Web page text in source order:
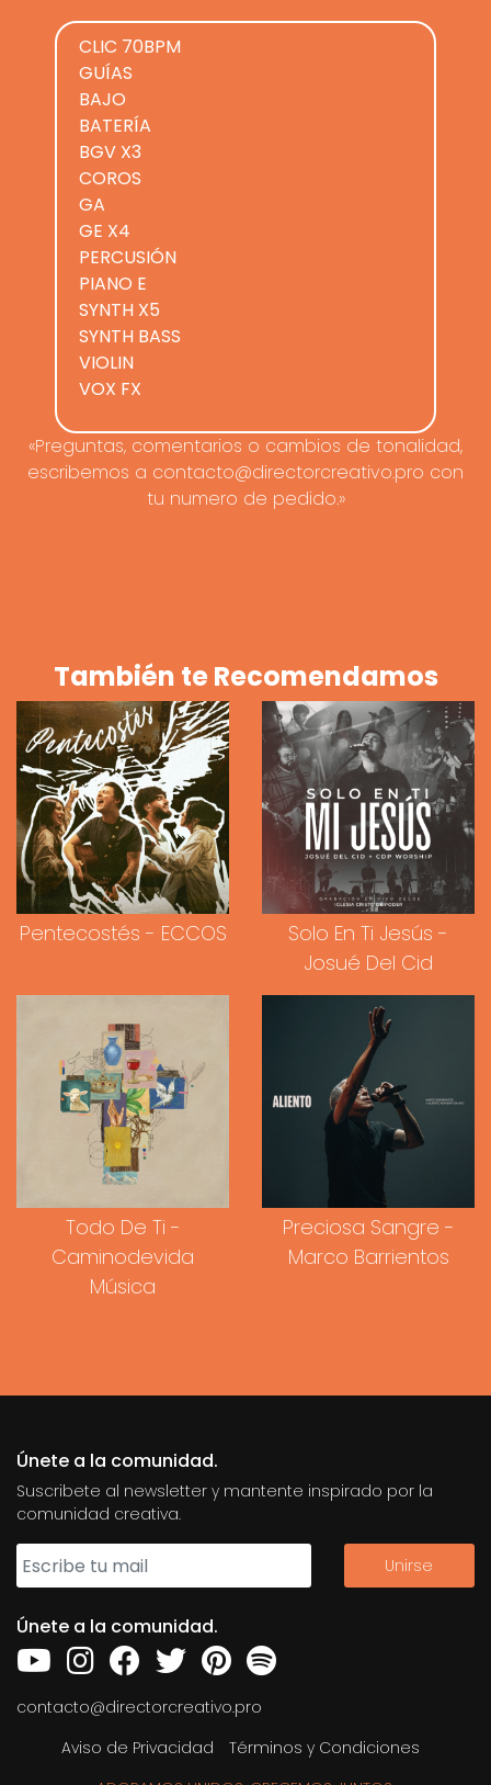
CLIC 70BPM
GUÍAS
BAJO
BATERÍA
BGV X3
COROS
GA
GE X4
PERCUSIÓN
PIANO E
SYNTH X5
SYNTH BASS
VIOLIN
VOX FX
«Preguntas, comentarios o cambios de tonalidad,
escribemos a contacto@directorcreativo.pro con
tu numero de pedido.»
También te Recomendamos
Pentecostés - ECCOS
Solo En Ti Jesús -
Josué Del Cid
Todo De Ti -
Caminodevida
Música
Preciosa Sangre -
Marco Barrientos
Únete a la comunidad.
Suscribete al newsletter y mantente inspirado por la
comunidad creativa.
Únete a la comunidad.
contacto@directorcreativo.pro
Aviso de Privacidad
Términos y Condiciones